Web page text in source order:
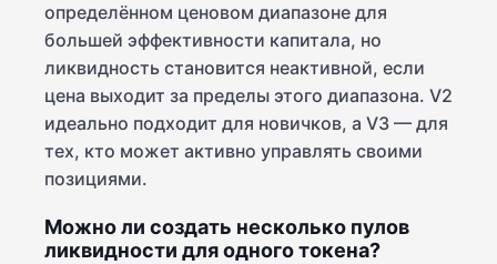
определённом ценовом диапазоне для
большей эффективности капитала, но
ликвидность становится неактивной, если
цена выходит за пределы этого диапазона. V2
идеально подходит для новичков, а V3 — для
тех, кто может активно управлять своими
позициями.
Можно ли создать несколько пулов
ликвидности для одного токена?